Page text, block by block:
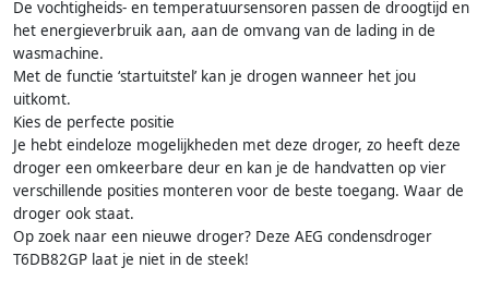
De vochtigheids- en temperatuursensoren passen de droogtijd en
het energieverbruik aan, aan de omvang van de lading in de
wasmachine.
Met de functie ‘startuitstel’ kan je drogen wanneer het jou
uitkomt.
Kies de perfecte positie
Je hebt eindeloze mogelijkheden met deze droger, zo heeft deze
droger een omkeerbare deur en kan je de handvatten op vier
verschillende posities monteren voor de beste toegang. Waar de
droger ook staat.
Op zoek naar een nieuwe droger? Deze AEG condensdroger
T6DB82GP laat je niet in de steek!